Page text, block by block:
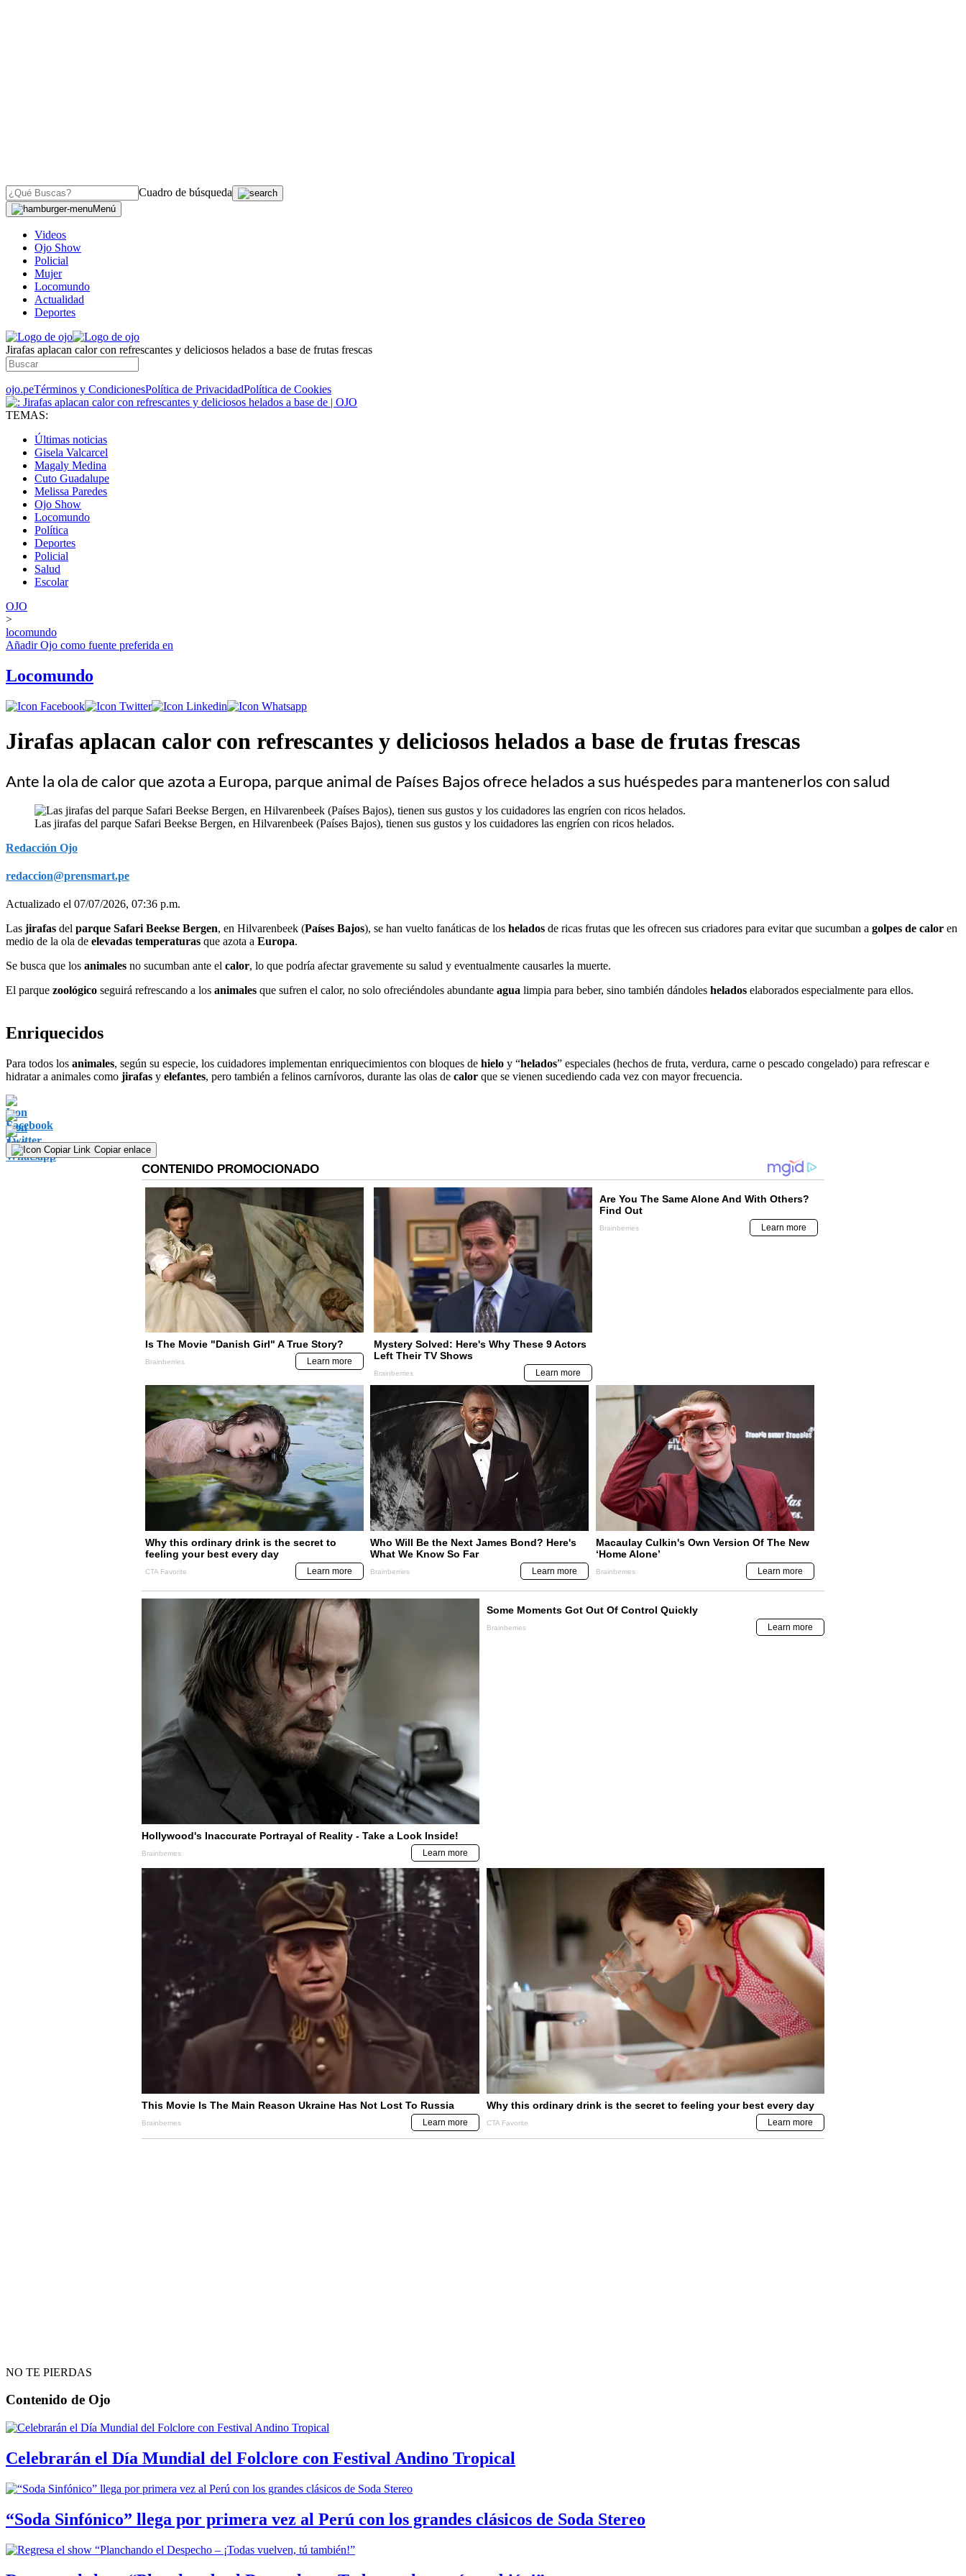
Cuadro de búsqueda
Menú
Videos
Ojo Show
Policial
Mujer
Locomundo
Actualidad
Deportes
Jirafas aplacan calor con refrescantes y deliciosos helados a base de frutas frescas
ojo.peTérminos y CondicionesPolítica de PrivacidadPolítica de Cookies
TEMAS:
Últimas noticias
Gisela Valcarcel
Magaly Medina
Cuto Guadalupe
Melissa Paredes
Ojo Show
Locomundo
Política
Deportes
Policial
Salud
Escolar
OJO
>
locomundo
AñadirOjo como fuente preferida en
Locomundo
Jirafas aplacan calor con refrescantes y deliciosos helados a base de frutas frescas
Ante la ola de calor que azota a Europa, parque animal de Países Bajos ofrece helados a sus huéspedes para mantenerlos con salud
Las jirafas del parque Safari Beekse Bergen, en Hilvarenbeek (Países Bajos), tienen sus gustos y los cuidadores las engríen con ricos helados.
Redacción Ojo
redaccion@prensmart.pe
Actualizado el 07/07/2026, 07:36 p.m.
Las jirafas del parque Safari Beekse Bergen, en Hilvarenbeek (Países Bajos), se han vuelto fanáticas de los helados de ricas frutas que les ofrecen sus criadores para evitar que sucumban a golpes de calor en
medio de la ola de elevadas temperaturas que azota a Europa.
Se busca que los animales no sucumban ante el calor, lo que podría afectar gravemente su salud y eventualmente causarles la muerte.
El parque zoológico seguirá refrescando a los animales que sufren el calor, no solo ofreciéndoles abundante agua limpia para beber, sino también dándoles helados elaborados especialmente para ellos.
Enriquecidos
Para todos los animales, según su especie, los cuidadores implementan enriquecimientos con bloques de hielo y “helados” especiales (hechos de fruta, verdura, carne o pescado congelado) para refrescar e
hidratar a animales como jirafas y elefantes, pero también a felinos carnívoros, durante las olas de calor que se vienen sucediendo cada vez con mayor frecuencia.
Copiar enlace
NO TE PIERDAS
Contenido de Ojo
Celebrarán el Día Mundial del Folclore con Festival Andino Tropical
“Soda Sinfónico” llega por primera vez al Perú con los grandes clásicos de Soda Stereo